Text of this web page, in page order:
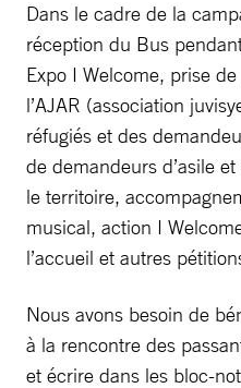
Dans le cadre de la
réception du Bus
Expo I Welcome, prise
l’AJAR (association
réfugiés et des
de demandeurs d’asile
le territoire,
musical, action I
l’accueil et autres
Nous avons besoin de
à la rencontre des
et écrire dans les bloc-